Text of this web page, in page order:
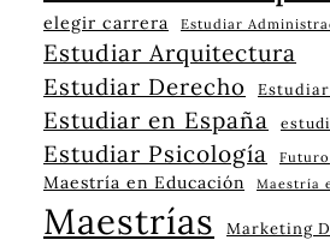
elegir carrera Estudiar
Estudiar Arquitectura
Estudiar Derecho
Estudiar en España
Estudiar Psicología Futuro
Maestría en Educación Maestría
Maestrías Marketing